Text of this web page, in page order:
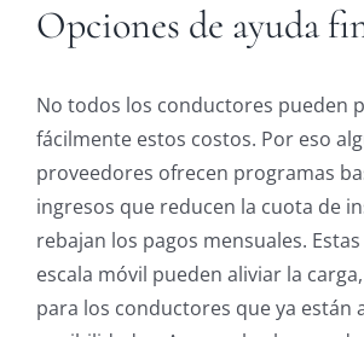
Opciones de ayuda
No todos los conductores pueden
fácilmente estos costos. Por eso
proveedores ofrecen programas
ingresos que reducen la cuota de
rebajan los pagos mensuales.
escala móvil pueden aliviar la
para los conductores que ya están